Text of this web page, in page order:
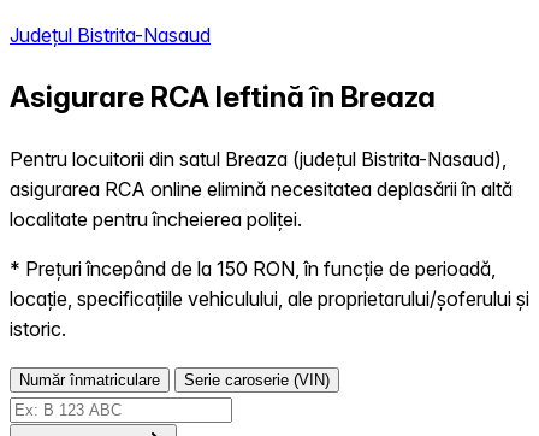
Județul Bistrita-Nasaud
Asigurare RCA Ieftină în Breaza
Pentru locuitorii din satul Breaza (județul Bistrita-Nasaud),
asigurarea RCA online elimină necesitatea deplasării în altă
localitate pentru încheierea poliței.
* Prețuri începând de la 150 RON, în funcție de perioadă,
locație, specificațiile vehiculului, ale proprietarului/șoferului și
istoric.
Număr înmatriculare Serie caroserie (VIN)